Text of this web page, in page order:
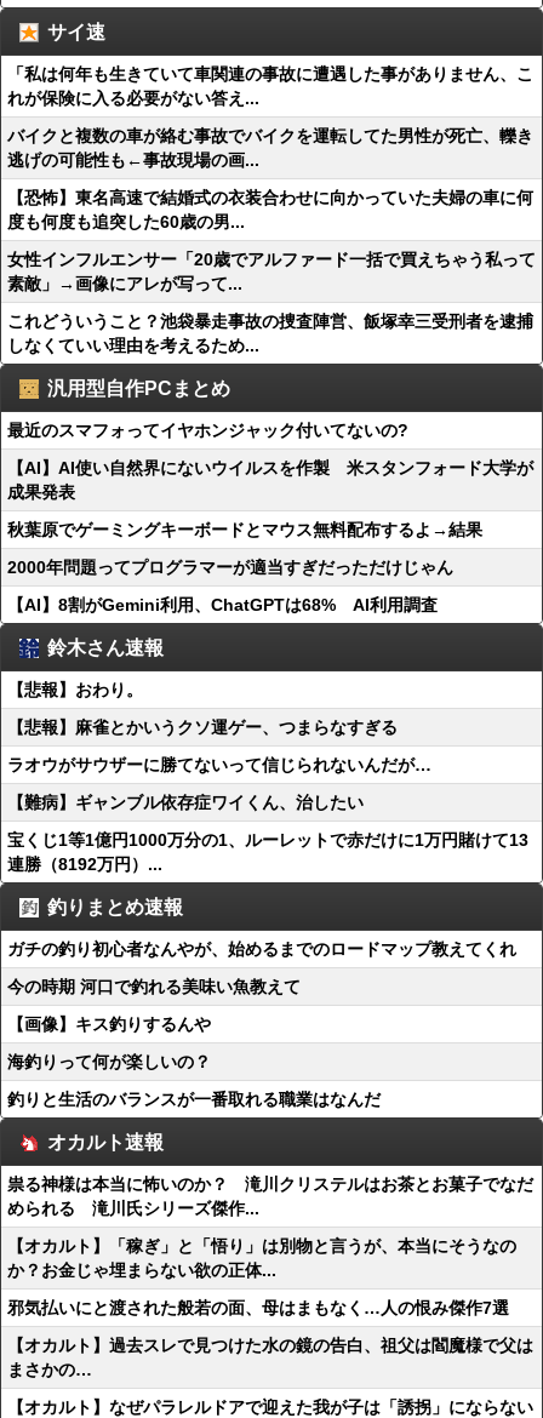
サイ速
「私は何年も生きていて車関連の事故に遭遇した事がありません、こ
れが保険に入る必要がない答え...
バイクと複数の車が絡む事故でバイクを運転してた男性が死亡、轢き
逃げの可能性も←事故現場の画...
【恐怖】東名高速で結婚式の衣装合わせに向かっていた夫婦の車に何
度も何度も追突した60歳の男...
女性インフルエンサー「20歳でアルファード一括で買えちゃう私って
素敵」→画像にアレが写って...
これどういうこと？池袋暴走事故の捜査陣営、飯塚幸三受刑者を逮捕
しなくていい理由を考えるため...
汎用型自作PCまとめ
最近のスマフォってイヤホンジャック付いてないの?
【AI】AI使い自然界にないウイルスを作製 米スタンフォード大学が
成果発表
秋葉原でゲーミングキーボードとマウス無料配布するよ→結果
2000年問題ってプログラマーが適当すぎだっただけじゃん
【AI】8割がGemini利用、ChatGPTは68% AI利用調査
鈴木さん速報
【悲報】おわり。
【悲報】麻雀とかいうクソ運ゲー、つまらなすぎる
ラオウがサウザーに勝てないって信じられないんだが…
【難病】ギャンブル依存症ワイくん、治したい
宝くじ1等1億円1000万分の1、ルーレットで赤だけに1万円賭けて13
連勝（8192万円）...
釣りまとめ速報
ガチの釣り初心者なんやが、始めるまでのロードマップ教えてくれ
今の時期 河口で釣れる美味い魚教えて
【画像】キス釣りするんや
海釣りって何が楽しいの？
釣りと生活のバランスが一番取れる職業はなんだ
オカルト速報
祟る神様は本当に怖いのか？ 滝川クリステルはお茶とお菓子でなだ
められる 滝川氏シリーズ傑作...
【オカルト】「稼ぎ」と「悟り」は別物と言うが、本当にそうなの
か？お金じゃ埋まらない欲の正体...
邪気払いにと渡された般若の面、母はまもなく…人の恨み傑作7選
【オカルト】過去スレで見つけた水の鏡の告白、祖父は閻魔様で父は
まさかの…
【オカルト】なぜパラレルドアで迎えた我が子は「誘拐」にならない